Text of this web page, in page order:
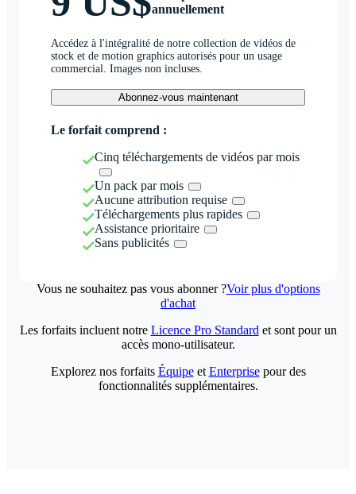
annuellement
Accédez à l'intégralité de notre collection de vidéos de
stock et de motion graphics autorisés pour un usage
commercial. Images non incluses.
Abonnez-vous maintenant
Le forfait comprend :
Cinq téléchargements de vidéos par mois
Un pack par mois
Aucune attribution requise
Téléchargements plus rapides
Assistance prioritaire
Sans publicités
Vous ne souhaitez pas vous abonner ?Voir plus d'options
d'achat
Les forfaits incluent notre Licence Pro Standard et sont pour un
accès mono-utilisateur.
Explorez nos forfaits Équipeet Enterprisepour des
fonctionnalités supplémentaires.